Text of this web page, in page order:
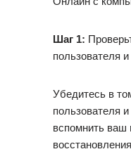
Шаг 1:
пользователя
Убедитесь в
пользователя
вспомнить ваш